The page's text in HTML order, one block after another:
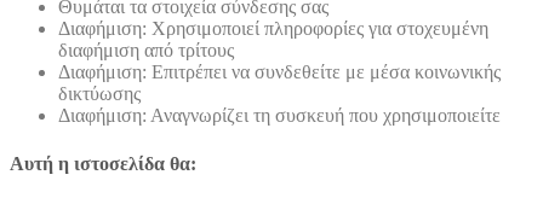
Θυμάται τα στοιχεία σύνδεσης σας
Διαφήμιση: Χρησιμοποιεί πληροφορίες για στοχευμένη
διαφήμιση από τρίτους
Διαφήμιση: Επιτρέπει να συνδεθείτε με μέσα κοινωνικής
δικτύωσης
Διαφήμιση: Αναγνωρίζει τη συσκευή που χρησιμοποιείτε
Αυτή η ιστοσελίδα θα: